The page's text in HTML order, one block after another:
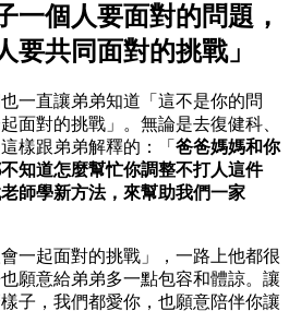
一個人要面對的問題，
要共同面對的挑戰」
一直讓弟弟知道「這不是你的問
面對的挑戰」。無論是去復健科、
樣跟弟弟解釋的：「 爸爸媽媽和你
知道怎麼幫忙你調整不打人這件
師學新方法，來幫助我們一家
一起面對的挑戰」，一路上他都很
願意給弟弟多一點包容和體諒。讓
子，我們都愛你，也願意陪伴你讓